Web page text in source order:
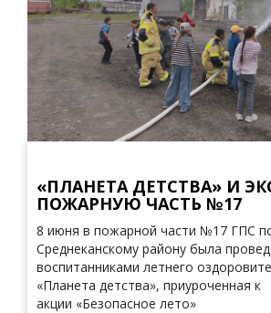
«ПЛАНЕТА ДЕТСТВА» И
ПОЖАРНУЮ ЧАСТЬ №17
8 июня в пожарной части №17 ГПС
Среднеканскому району была
воспитанниками летнего
«Планета детства», приуроченная к
акции «Безопасное лето»